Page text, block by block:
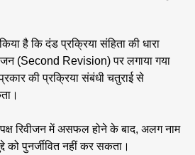
है कि दंड प्रक्रिया संहिता की धारा
(Second Revision) पर लगाया गया
की प्रक्रिया संबंधी चतुराई से
पक्ष रिवीजन में असफल होने के बाद, अलग नाम
को पुनर्जीवित नहीं कर सकता।